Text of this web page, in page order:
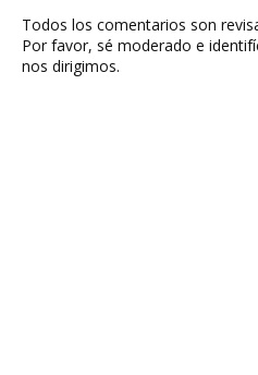
Todos los comentarios son
Por favor, sé moderado e
nos dirigimos.